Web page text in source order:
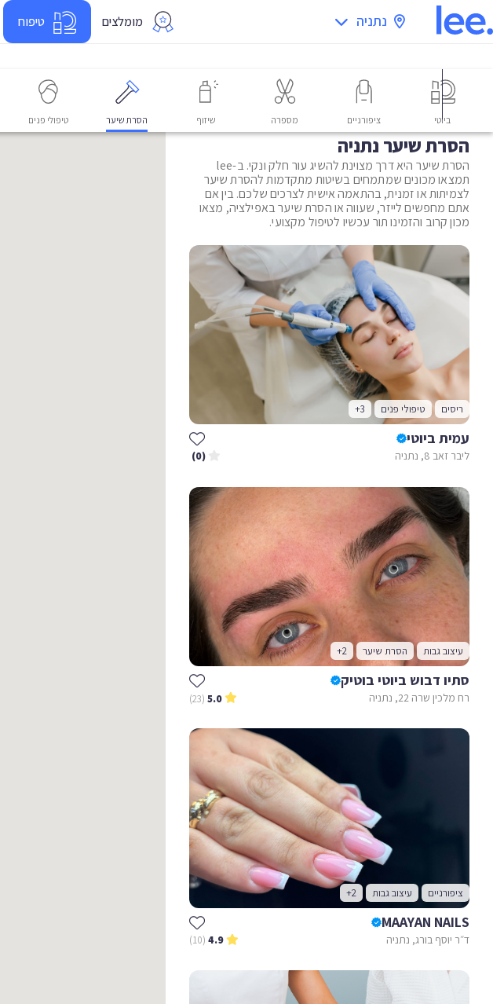
נתניה מומלצים טיפוח
ביוטי ציפורניים מספרה שיזוף הסרת שיער טיפולי פנים
הסרת שיער נתניה
הסרת שיער היא דרך מצוינת להשיג עור חלק ונקי. ב-lee
תמצאו מכונים שמתמחים בשיטות מתקדמות להסרת שיער
לצמיתות או זמנית, בהתאמה אישית לצרכים שלכם. בין אם
אתם מחפשים לייזר, שעווה או הסרת שיער באפילציה, מצאו
מכון קרוב והזמינו תור עכשיו לטיפול מקצועי.
ריסים טיפולי פנים +3
עמית ביוטי
ליבר זאב 8, נתניה (0)
עיצוב גבות הסרת שיער +2
סתיו דבוש ביוטי בוטיק
רח מלכין שרה 22, נתניה 5.0
(23)
ציפורניים עיצוב גבות +2
MAAYAN NAILS
ד״ר יוסף בורג, נתניה 4.9
(10)